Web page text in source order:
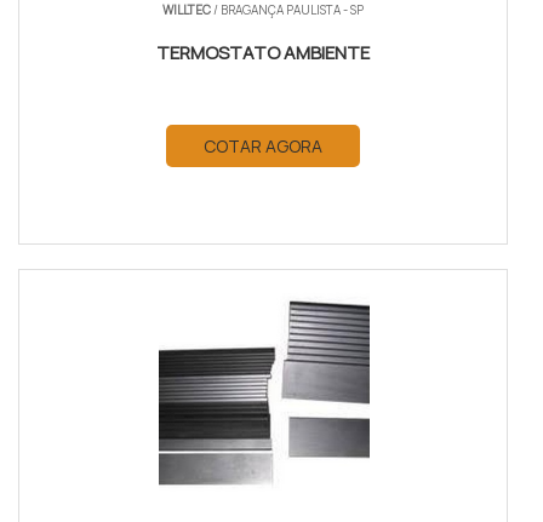
WILLTEC/ BRAGANÇA PAULISTA - SP
TERMOSTATO AMBIENTE
COTAR AGORA